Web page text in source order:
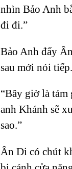
nhìn Bảo Anh
đi đi.”
Bảo Anh đẩy
sau mới nói tiếp.
“Bây giờ là
anh Khánh sẽ
sao.”
Ân Di có chút